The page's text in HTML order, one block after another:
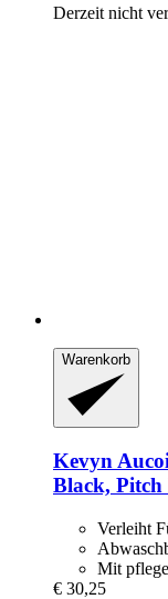
Derzeit nicht
Warenkorb
Kevyn
Black, Pitch
Verleiht
Mit
€ 30,25